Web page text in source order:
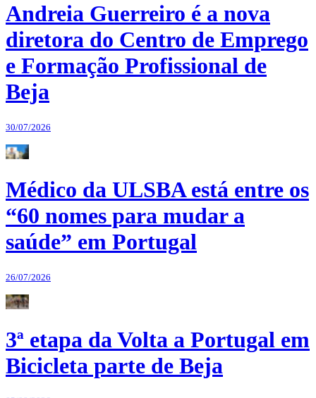
Andreia Guerreiro é a nova
diretora do Centro de Emprego
e Formação Profissional de
Beja
30/07/2026
Médico da ULSBA está entre os
“60 nomes para mudar a
saúde” em Portugal
26/07/2026
3ª etapa da Volta a Portugal em
Bicicleta parte de Beja